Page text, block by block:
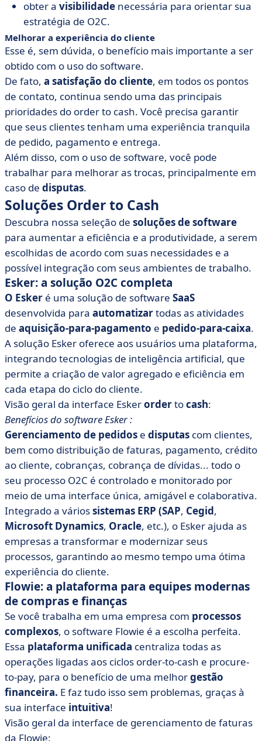
obter a visibilidade necessária para orientar sua
estratégia de O2C.
Melhorar a experiência do cliente
Esse é, sem dúvida, o benefício mais importante a ser
obtido com o uso do software.
De fato, a satisfação do cliente, em todos os pontos
de contato, continua sendo uma das principais
prioridades do order to cash. Você precisa garantir
que seus clientes tenham uma experiência tranquila
de pedido, pagamento e entrega.
Além disso, com o uso de software, você pode
trabalhar para melhorar as trocas, principalmente em
caso de disputas.
Soluções Order to Cash
Descubra nossa seleção de soluções de software
para aumentar a eficiência e a produtividade, a serem
escolhidas de acordo com suas necessidades e a
possível integração com seus ambientes de trabalho.
Esker: a solução O2C completa
O Esker é uma solução de software SaaS
desenvolvida para automatizartodas as atividades
de aquisição-para-pagamento e pedido-para-caixa.
A solução Esker oferece aos usuários uma plataforma,
integrando tecnologias de inteligência artificial, que
permite a criação de valor agregado e eficiência em
cada etapa do ciclo do cliente.
Visão geral da interface Eskerordertocash:
Benefícios do software Esker :
Gerenciamento de pedidos e disputas com clientes,
bem como distribuição de faturas, pagamento, crédito
ao cliente, cobranças, cobrança de dívidas... todo o
seu processo O2C é controlado e monitorado por
meio de uma interface única, amigável e colaborativa.
Integrado a váriossistemas ERP (SAP, Cegid,
Microsoft Dynamics, Oracle, etc.), o Esker ajuda as
empresas a transformar e modernizar seus
processos, garantindo ao mesmo tempo uma ótima
experiência do cliente.
Flowie: a plataforma para equipes modernas
de compras e finanças
Se você trabalha em uma empresa com processos
complexos, o software Flowie é a escolha perfeita.
Essa plataforma unificada centraliza todas as
operações ligadas aos ciclos order-to-cash e procure-
to-pay, para o benefício de uma melhorgestão
financeira. E faz tudo isso sem problemas, graças à
sua interface intuitiva!
Visão geral da interface de gerenciamento de faturas
da Flowie: